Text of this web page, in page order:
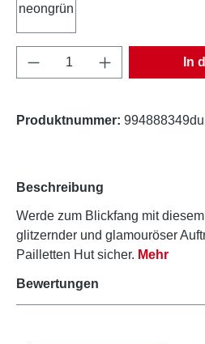
neongrün
Produkt Anzahl: Gib In
Produktnummer:
Beschreibung
Werde zum Blickfang mit
glitzernder und glamouröser
Pailletten Hut sicher. Mehr
Bewertungen